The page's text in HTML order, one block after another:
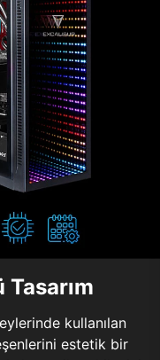
Tasarım
kullanılan
estetik bir